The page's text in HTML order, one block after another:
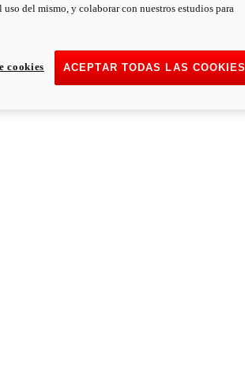
del mismo, y colaborar con nuestros estudios para
ACEPTAR TODAS LAS COOKIES
cookies